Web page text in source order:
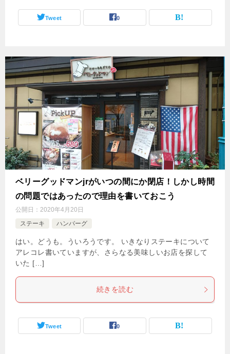
Tweet 0
ベリーグッドマンjrがいつの間にか閉店！しかし時間
の問題ではあったので理由を書いておこう
公開日： 2020年4月20日
ステーキ
ハンバーグ
はい。どうも。ういろうです。 いきなりステーキについて
アレコレ書いていますが、さらなる美味しいお店を探して
いた […]
続きを読む
Tweet 0